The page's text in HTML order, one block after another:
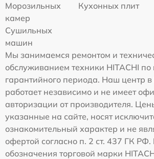
Морозильных
камер
Кухонных плит
Сушильных
машин
Мы занимаемся ремонтом и
обслуживанием техники HITACHI по
гарантийного периода. Наш центр в
работает независимо и не имеет
авторизации от производителя.
указанные на сайте, носят
ознакомительный характер и не
офертой согласно п. 2 ст. 437 ГК
обозначения торговой марки